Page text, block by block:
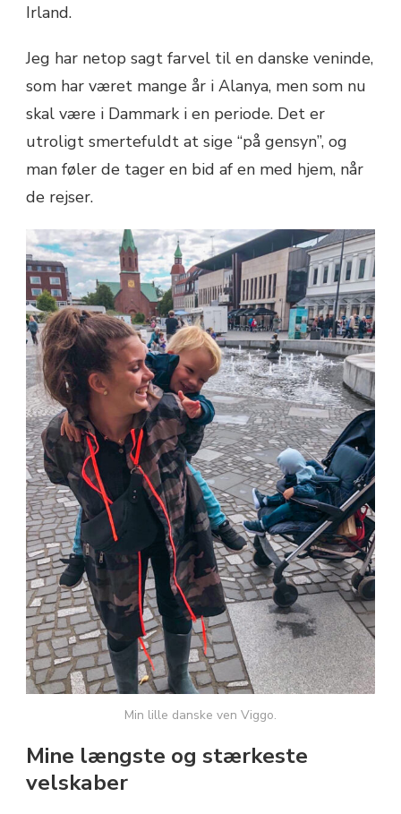
Irland.
Jeg har netop sagt farvel til en danske veninde,
som har været mange år i Alanya, men som nu
skal være i Dammark i en periode. Det er
utroligt smertefuldt at sige “på gensyn”, og
man føler de tager en bid af en med hjem, når
de rejser.
Min lille danske ven Viggo.
Mine længste og stærkeste
velskaber